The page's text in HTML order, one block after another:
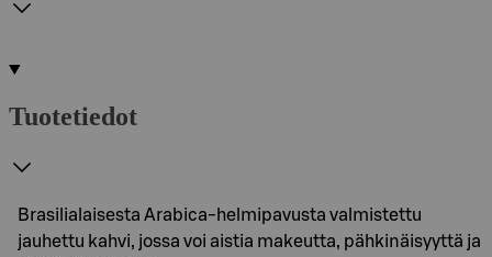
Tuotetiedot
Brasilialaisesta Arabica-helmipavusta valmistettu
jauhettu kahvi, jossa voi aistia makeutta, pähkinäisyyttä ja